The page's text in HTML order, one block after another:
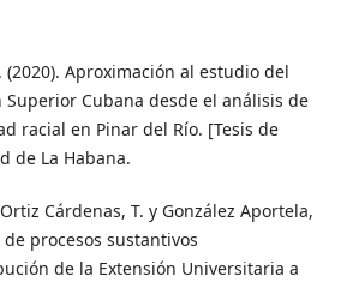
(2020). Aproximación al estudio del
Superior Cubana desde el análisis de
racial en Pinar del Río. [Tesis de
de La Habana.
Cárdenas, T. y González Aportela,
procesos sustantivos
de la Extensión Universitaria a